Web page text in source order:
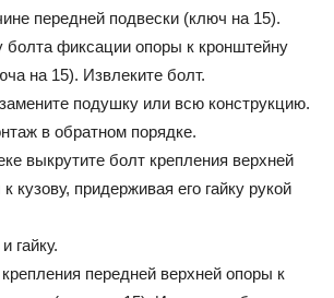
передней подвески (ключ на 15).
болта фиксации опоры к кронштейну
на 15). Извлеките болт.
подушку или всю конструкцию.
в обратном порядке.
выкрутите болт крепления верхней
кузову, придерживая его гайку рукой
гайку.
передней верхней опоры к